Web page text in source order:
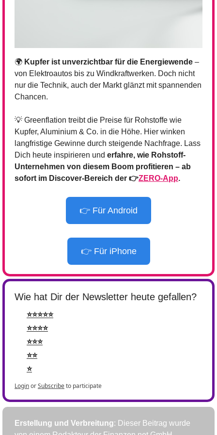
🌍 Kupfer ist unverzichtbar für die Energiewende –
von Elektroautos bis zu Windkraftwerken. Doch nicht
nur die Technik, auch der Markt glänzt mit spannenden
Chancen.
💡 Greenflation treibt die Preise für Rohstoffe wie
Kupfer, Aluminium & Co. in die Höhe. Hier winken
langfristige Gewinne durch steigende Nachfrage. Lass
Dich heute inspirieren und erfahre, wie Rohstoff-
Unternehmen von diesem Boom profitieren – ab
sofort im Discover-Bereich der 👉ZERO-App.
👉 Für Android
👉 Für iPhone
Wie hat Dir der Newsletter heute gefallen?
⭐⭐⭐⭐⭐
⭐⭐⭐⭐
⭐⭐⭐
⭐⭐
⭐
LoginorSubscribeto participate
Erstellung und Verbreitung: Dieser Beitrag wurde